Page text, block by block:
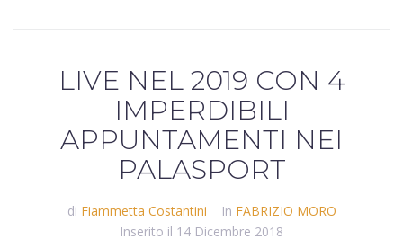
LIVE NEL 2019 CON 4
IMPERDIBILI
APPUNTAMENTI NEI
PALASPORT
di Fiammetta Costantini In FABRIZIO MORO
Inserito il 14 Dicembre 2018